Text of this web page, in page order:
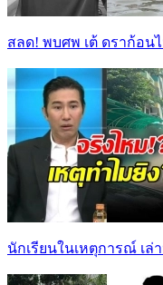
สลด! พบศพ เต้ ดราก้อน
นักเรียนในเหตุการณ์ เล่